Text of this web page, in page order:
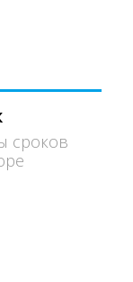
сроков